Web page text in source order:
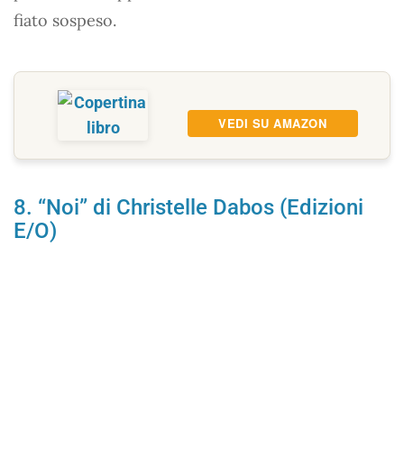
fiato sospeso.
VEDI SU AMAZON
8. “Noi” di Christelle Dabos (Edizioni
E/O)